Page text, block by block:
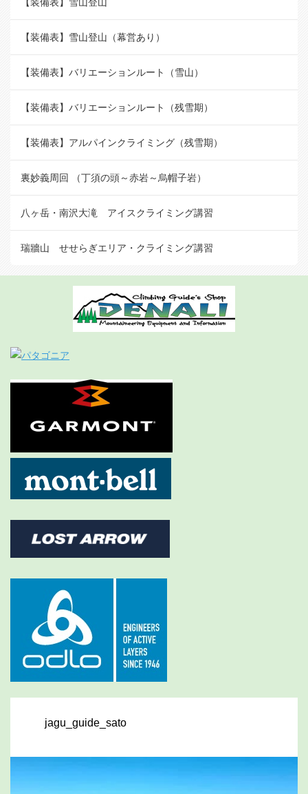
【装備表】雪山登山（幕営あり）
【装備表】バリエーションルート（雪山）
【装備表】バリエーションルート（残雪期）
【装備表】アルパインクライミング（残雪期）
裏妙義周回 （丁須の頭～赤岩～烏帽子岩）
八ヶ岳・南沢大滝 アイスクライミング講習
瑞牆山 せせらぎエリア・クライミング講習
jagu_guide_sato